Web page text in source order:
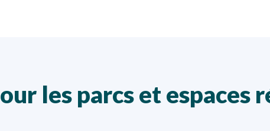
les parcs et espaces